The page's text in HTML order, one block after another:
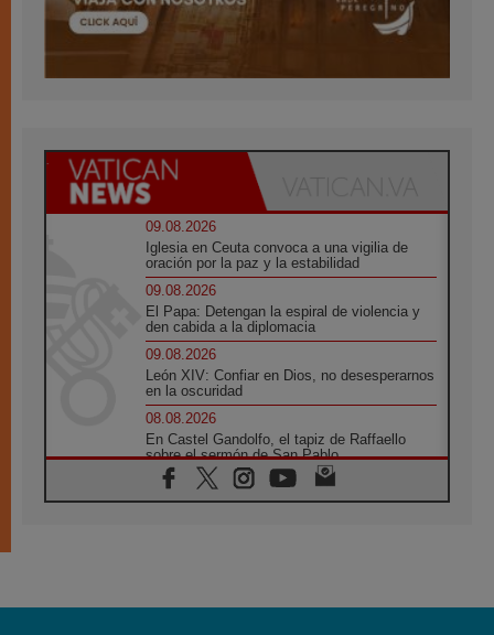
09.08.2026
Iglesia en Ceuta convoca a una vigilia de
oración por la paz y la estabilidad
09.08.2026
El Papa: Detengan la espiral de violencia y
den cabida a la diplomacia
09.08.2026
León XIV: Confiar en Dios, no desesperarnos
en la oscuridad
08.08.2026
En Castel Gandolfo, el tapiz de Raffaello
sobre el sermón de San Pablo
08.08.2026
En Colombia, «la paz no se compra con una
08.08.2026